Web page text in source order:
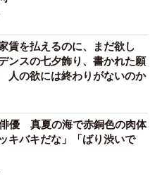
賃を払えるのに、まだ欲し
ンスの七夕飾り、書かれた願
人の欲には終わりがないのか
優 真夏の海で赤銅色の肉体
キバキだな」「ばり渋いで